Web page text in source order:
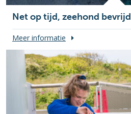
Net op tijd, zeehond bevrijd
Meer informatie